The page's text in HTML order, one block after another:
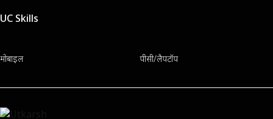
UC Skills
मोबाइल पीसी/लैपटॉप